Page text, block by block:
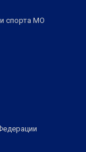
спорта МО